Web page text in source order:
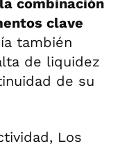
combinación
clave
también
de liquidez
de su
Los